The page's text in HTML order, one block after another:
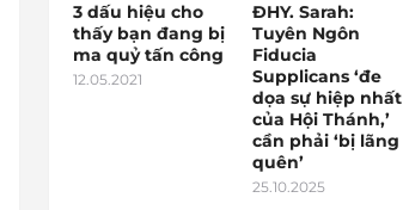
3 dấu hiệu cho
thấy bạn đang bị
ma quỷ tấn công
12.05.2021
ĐHY. Sarah:
Tuyên Ngôn
Fiducia
Supplicans ‘đe
dọa sự hiệp nhất
của Hội Thánh,’
cần phải ‘bị lãng
quên’
25.10.2025